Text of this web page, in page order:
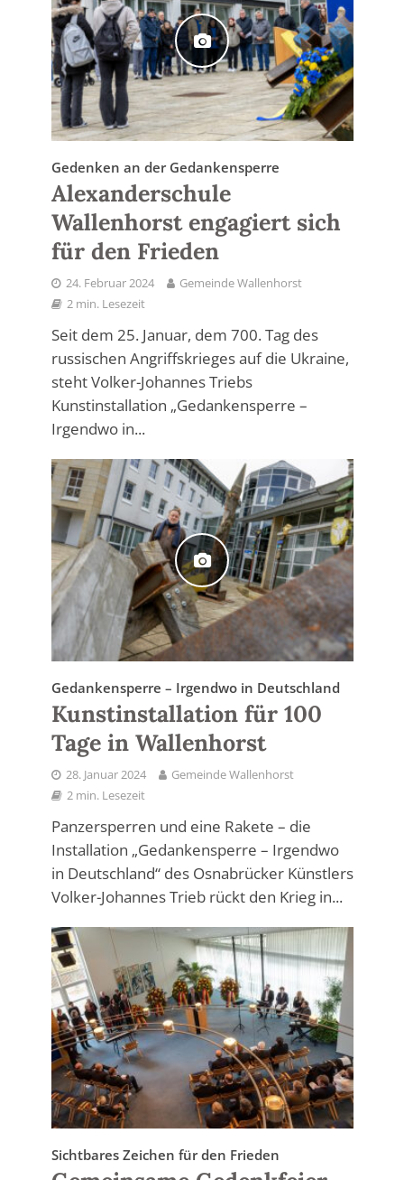
Gedenken an der Gedankensperre
Alexanderschule
Wallenhorst engagiert sich
für den Frieden
24. Februar 2024
Gemeinde Wallenhorst
2 min. Lesezeit
Seit dem 25. Januar, dem 700. Tag des
russischen Angriffskrieges auf die Ukraine,
steht Volker-Johannes Triebs
Kunstinstallation „Gedankensperre –
Irgendwo in...
Gedankensperre – Irgendwo in Deutschland
Kunstinstallation für 100
Tage in Wallenhorst
28. Januar 2024
Gemeinde Wallenhorst
2 min. Lesezeit
Panzersperren und eine Rakete – die
Installation „Gedankensperre – Irgendwo
in Deutschland“ des Osnabrücker Künstlers
Volker-Johannes Trieb rückt den Krieg in...
Sichtbares Zeichen für den Frieden